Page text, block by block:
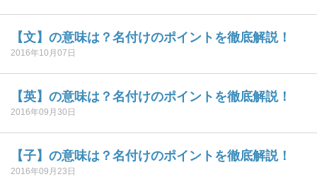
【文】の意味は？名付けのポイントを徹底解説！
2016年10月07日
【英】の意味は？名付けのポイントを徹底解説！
2016年09月30日
【子】の意味は？名付けのポイントを徹底解説！
2016年09月23日